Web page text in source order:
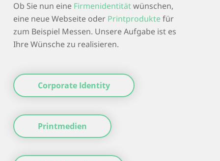
Ob Sie nun eine Firmenidentitätwünschen,
eine neue Webseite oder Printproduktefür
zum Beispiel Messen. Unsere Aufgabe ist es
Ihre Wünsche zu realisieren.
Corporate Identity
Printmedien